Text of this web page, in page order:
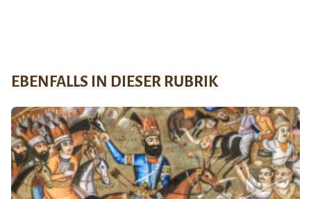
EBENFALLS IN DIESER RUBRIK